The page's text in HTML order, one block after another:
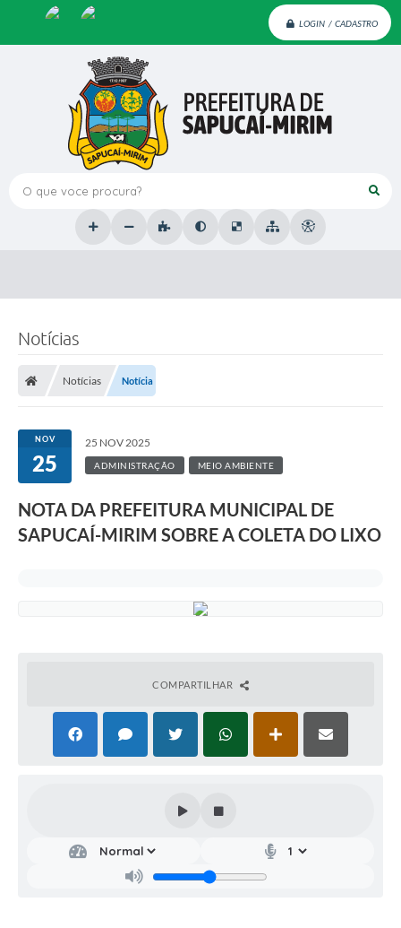
LOGIN / CADASTRO
O que voce procura?
Notícias
Notícias Notícia
NOV
25
25 NOV 2025
ADMINISTRAÇÃO MEIO AMBIENTE
NOTA DA PREFEITURA MUNICIPAL DE
SAPUCAÍ-MIRIM SOBRE A COLETA DO LIXO
COMPARTILHAR